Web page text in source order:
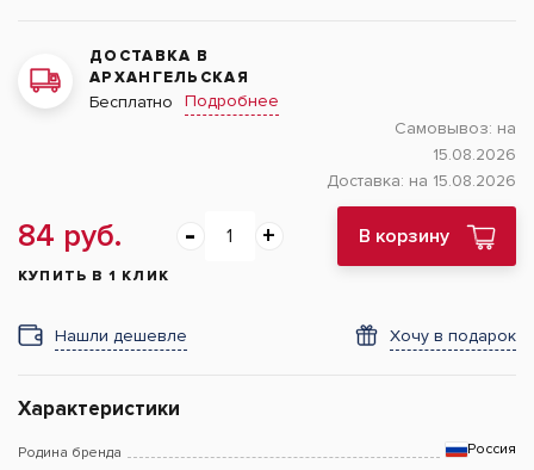
ДОСТАВКА В
АРХАНГЕЛЬСКАЯ
Бесплатно
Подробнее
Самовывоз: на
15.08.2026
Доставка: на 15.08.2026
84 руб. В корзину
КУПИТЬ В 1 КЛИК
Нашли дешевле Хочу в подарок
Характеристики
Родина бренда Россия